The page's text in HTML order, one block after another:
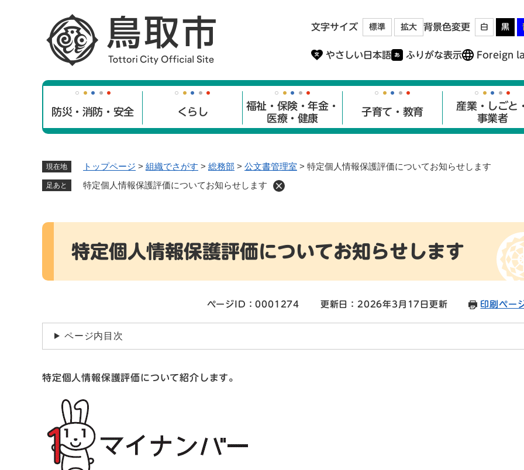
文字サイズ 標準 拡大 背景色変更 白 黒
やさしい日本語 ふりがな表示 Foreign
防災・消防・安全 くらし
福祉・保険・年金・
医療・健康
子育て・教育
産業・しごと
事業者
現在地 トップページ > 組織でさがす > 総務部 > 公文書管理室 > 特定個人情報保護評価についてお知らせします
足あと 特定個人情報保護評価についてお知らせします
本
特定個人情報保護評価についてお知らせします
ページID：0001274 更新日：2026年3月17日更新 印刷ペー
ページ内目次
特定個人情報保護評価について紹介します。